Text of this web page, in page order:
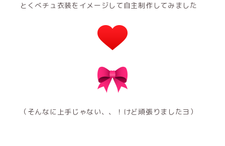
とくべチュ衣装をイメージして自主制作してみました
（そんなに上手じゃない、、！けど頑張りましたヨ）